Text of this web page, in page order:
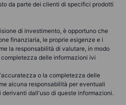
da parte dei clienti di specifici prodotti
di investimento, è opportuno che
finanziaria, le proprie esigenze e i
la responsabilità di valutare, in modo
delle informazioni ivi
o la completezza delle
alcuna responsabilità per eventuali
derivanti dall'uso di queste informazioni.